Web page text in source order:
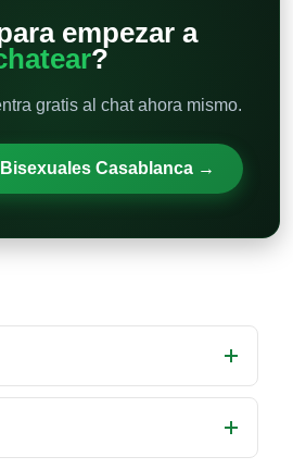
empezar a
?
gratis al chat ahora mismo.
Casablanca →